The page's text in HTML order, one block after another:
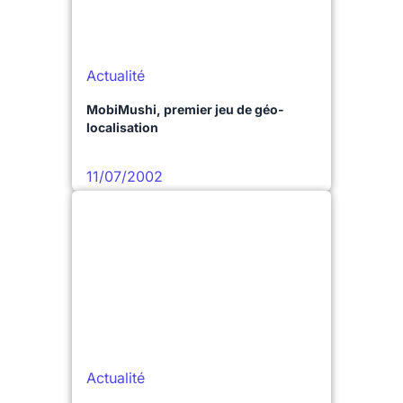
Actualité
MobiMushi, premier jeu de géo-
localisation
11/07/2002
Actualité